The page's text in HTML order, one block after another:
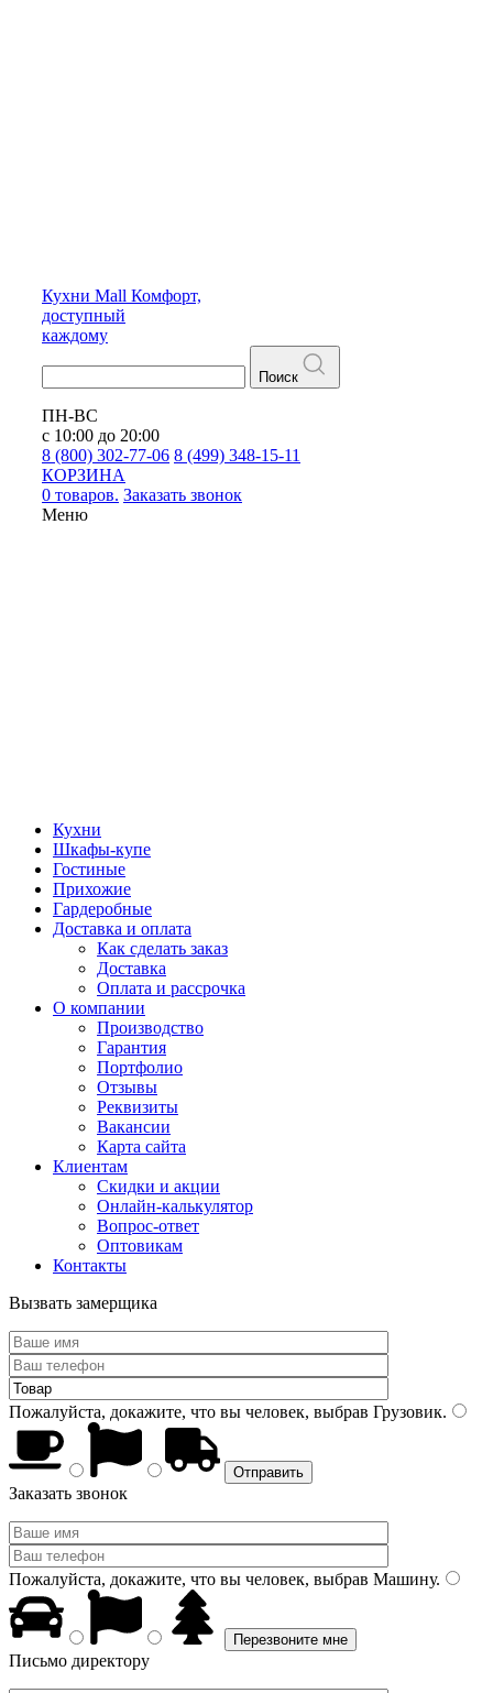
Кухни Mall Комфорт,
доступный
каждому
Поиск
ПН-ВС
с 10:00 до 20:00
8 (800) 302-77-06 8 (499) 348-15-11
КОРЗИНА
0 товаров. Заказать звонок
Меню
Кухни
Шкафы-купе
Гостиные
Прихожие
Гардеробные
Доставка и оплата
Как сделать заказ
Доставка
Оплата и рассрочка
О компании
Производство
Гарантия
Портфолио
Отзывы
Реквизиты
Вакансии
Карта сайта
Клиентам
Скидки и акции
Онлайн-калькулятор
Вопрос-ответ
Оптовикам
Контакты
Вызвать замерщика
Пожалуйста, докажите, что вы человек, выбрав Грузовик.
Заказать звонок
Пожалуйста, докажите, что вы человек, выбрав Машину.
Письмо директору